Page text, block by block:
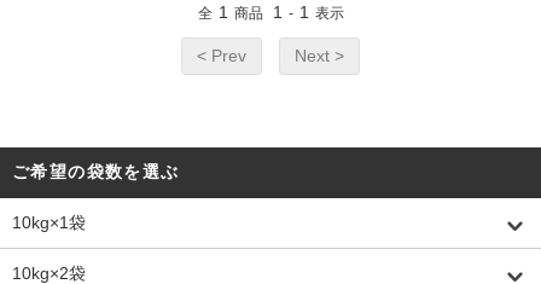
全 1 商品 1 - 1 表示
< Prev Next >
ご希望の袋数を選ぶ
10kg×1袋
10kg×2袋